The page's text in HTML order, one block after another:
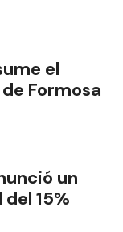
el
Formosa
un
15%